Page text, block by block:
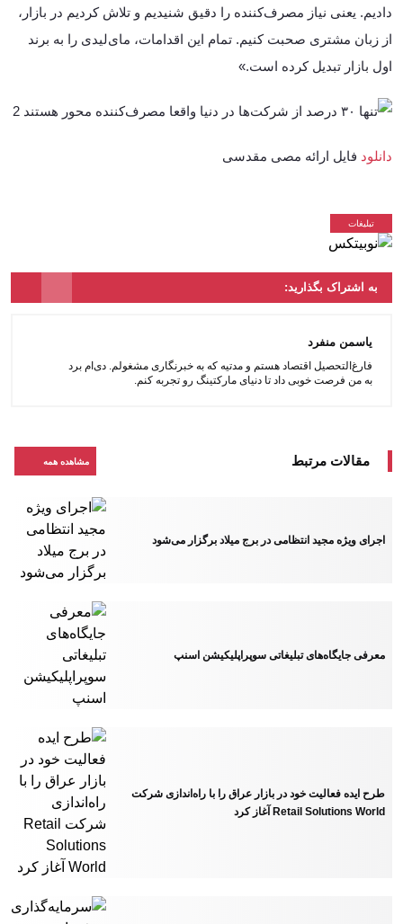
دادیم. یعنی نیاز مصرف‌کننده را دقیق شنیدیم و تلاش کردیم در بازار،
از زبان مشتری صحبت کنیم. تمام این اقدامات، مای‌لیدی را به برند
اول بازار تبدیل کرده است.»
دانلود فایل ارائه مصی مقدسی
به اشتراک بگذارید:
یاسمن منفرد
فارغ‌التحصیل اقتصاد هستم و مدتیه که به خبرنگاری مشغولم. دی‌ام برد
به من فرصت خوبی داد تا دنیای مارکتینگ رو تجربه کنم.
مقالات مرتبط مشاهده همه
اجرای ویژه مجید انتظامی در برج میلاد برگزار می‌شود
معرفی جایگاه‌های تبلیغاتی سوپراپلیکیشن اسنپ
طرح ایده فعالیت خود در بازار عراق را با راه‌اندازی شرکت
Retail Solutions World آغاز کرد